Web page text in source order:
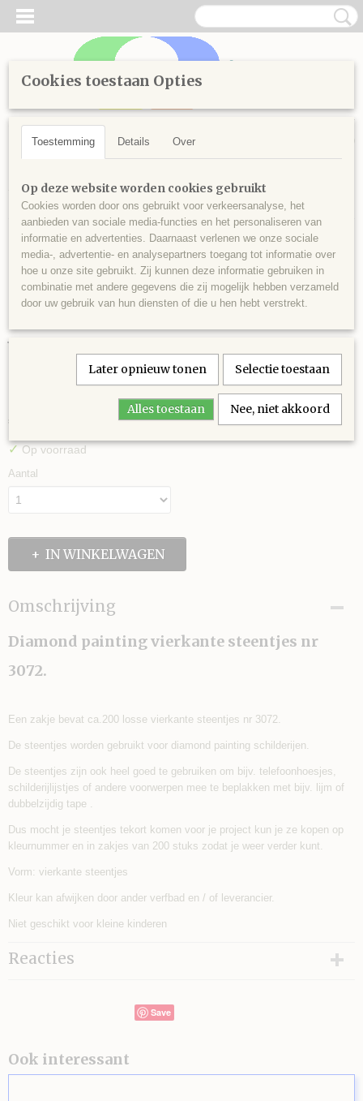
Inloggen Registreren
UW WINKELWAGEN
Home >Diamond Painting> Losse steentjes vierkant
vanaf 3000>Vierkante steentjes nr 3072
Vierkante steentjes nr
€ 0,30
✓ Op voorraad
Aantal
IN WINKELWAGEN
Omschrijving
Diamond painting vierkante steentjes nr
3072.
Een zakje bevat ca.200 losse vierkante steentjes nr 3072.
De steentjes worden gebruikt voor diamond painting schilderijen.
De steentjes zijn ook heel goed te gebruiken om bijv. telefoonhoesjes,
schilderijlijstjes of andere voorwerpen mee te beplakken met bijv. lijm of
dubbelzijdig tape .
Dus mocht je steentjes tekort komen voor je project kun je ze kopen op
kleurnummer en in zakjes van 200 stuks zodat je weer verder kunt.
Vorm: vierkante steentjes
Kleur kan afwijken door ander verfbad en / of leverancier.
Niet geschikt voor kleine kinderen
Reacties
Save
Ook interessant
Cookies toestaan Opties
Toestemming Details Over
Op deze website worden cookies gebruikt
Cookies worden door ons gebruikt voor verkeersanalyse, het
aanbieden van sociale media-functies en het personaliseren van
informatie en advertenties. Daarnaast verlenen we onze sociale
media-, advertentie- en analysepartners toegang tot informatie over
hoe u onze site gebruikt. Zij kunnen deze informatie gebruiken in
combinatie met andere gegevens die zij mogelijk hebben verzameld
door uw gebruik van hun diensten of die u hen hebt verstrekt.
Later opnieuw tonen Selectie toestaan
Alles toestaan Nee, niet akkoord